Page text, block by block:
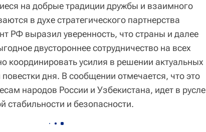
на добрые традиции дружбы и взаимного
в духе стратегического партнерства
РФ выразил уверенность, что страны и далее
двустороннее сотрудничество на всех
координировать усилия в решении актуальных
дня. В сообщении отмечается, что это
народов России и Узбекистана, идет в русле
стабильности и безопасности.